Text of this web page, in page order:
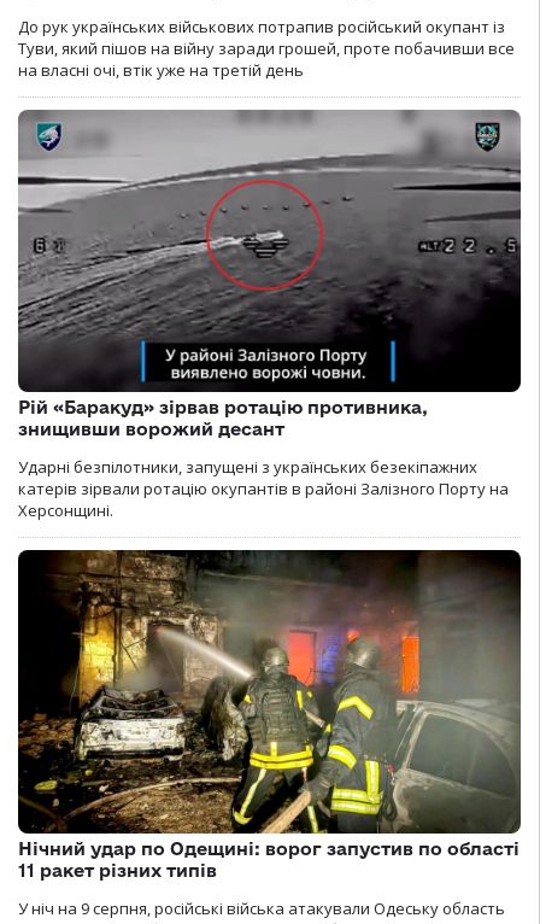
До рук українських військових потрапив російський окупант із
Туви, який пішов на війну заради грошей, проте побачивши все
на власні очі, втік уже на третій день
Рій «Баракуд» зірвав ротацію противника,
знищивши ворожий десант
Ударні безпілотники, запущені з українських безекіпажних
катерів зірвали ротацію окупантів в районі Залізного Порту на
Херсонщині.
Нічний удар по Одещині: ворог запустив по області
11 ракет різних типів
У ніч на 9 серпня, російські війська атакували Одеську область